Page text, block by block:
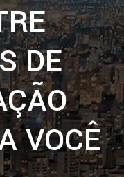
DE
VOCÊ